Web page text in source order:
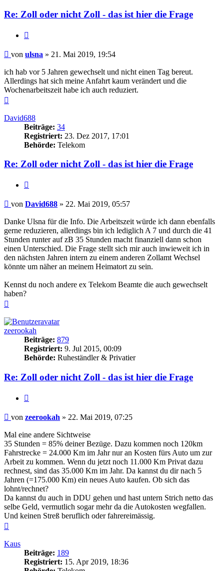
Re: Zoll oder nicht Zoll - das ist hier die Frage
Beitrag
von ulsna » 21. Mai 2019, 19:54
ich hab vor 5 Jahren gewechselt und nicht einen Tag bereut.
Allerdings hat sich meine Anfahrt kaum verändert und die
Wochenarbeitszeit habe ich auch reduziert.
David688
Beiträge: 34
Registriert: 23. Dez 2017, 17:01
Behörde: Telekom
Re: Zoll oder nicht Zoll - das ist hier die Frage
Beitrag
von David688 » 22. Mai 2019, 05:57
Danke Ulsna für die Info. Die Arbeitszeit würde ich dann ebenfalls
gerne reduzieren, allerdings bin ich lediglich A 7 und durch die 41
Stunden runter auf zB 35 Stunden macht finanziell dann schon
einen Unterschied. Die Frage stellt sich mir auch inwieweit ich in
den nächsten Jahren intern zu einem anderen Zollamt Wechsel
könnte um näher an meinem Heimatort zu sein.
Kennst du noch andere ex Telekom Beamte die auch gewechselt
haben?
zeerookah
Beiträge: 879
Registriert: 9. Jul 2015, 00:09
Behörde: Ruheständler & Privatier
Re: Zoll oder nicht Zoll - das ist hier die Frage
Beitrag
von zeerookah » 22. Mai 2019, 07:25
Mal eine andere Sichtweise
35 Stunden = 85% deiner Bezüge. Dazu kommen noch 120km
Fahrstrecke = 24.000 Km im Jahr nur an Kosten fürs Auto um zur
Arbeit zu kommen. Wenn du jetzt noch 11.000 Km Privat dazu
rechnest, sind das 35.000 Km im Jahr. Da kannst du dir nach 5
Jahren (=175.000 Km) ein neues Auto kaufen. Ob sich das
lohnt/rechnet?
Da kannst du auch in DDU gehen und hast untern Strich netto das
selbe Geld, vermutlich sogar mehr da die Autokosten wegfallen.
Und keinen Streß beruflich oder fahrereimässig.
Kaus
Beiträge: 189
Registriert: 15. Apr 2019, 18:36